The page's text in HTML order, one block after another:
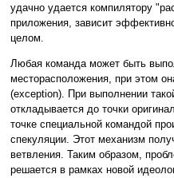
удачно удается компилятору
приложения, зависит
целом.
Любая команда может быть
месторасположения, при этом
(exception). При выполнении
откладывается до точки
точке специальной командой
спекуляции. Этот механизм
ветвления. Таким образом,
решается в рамках новой